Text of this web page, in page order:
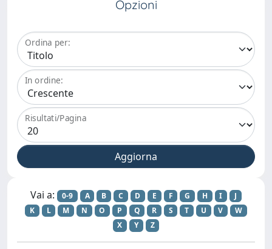
Opzioni
Ordina per:
In ordine:
Risultati/Pagina
Vai a: 0-9 A B C D E F G H I
J
K
L M N O P Q R S T U V
W
X
Y Z